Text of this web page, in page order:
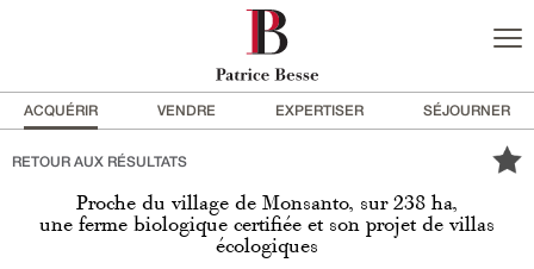
ACQUÉRIR VENDRE EXPERTISER SÉJOURNER
RETOUR AUX RÉSULTATS
Proche du village de Monsanto, sur 238 ha,
une ferme biologique certifiée et son projet de villas
écologiques